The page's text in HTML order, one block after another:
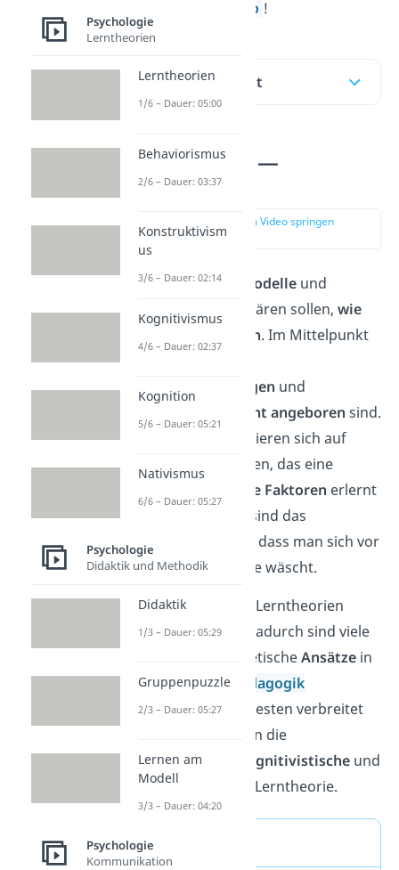
Video !
Inhaltsübersicht
Lerntheorien —
Definition
zur Stelle im Video springen
(00:17)
Lerntheorien sind Modelle und
Hypothesen, die erklären sollen, wie
lernen. Im Mittelpunkt
der Theorien stehen
Verhaltensänderungen und
nicht angeboren sind.
Das heißt, sie fokussieren sich auf
Verhalten oder Wissen, das eine
äußere Faktoren erlernt
hat. Beispiele dafür sind das
Fahrradfahren oder, dass man sich vor
dem Essen die Hände wäscht.
Die Entwicklung der Lerntheorien
reicht weit zurück. Dadurch sind viele
theoretischeAnsätzein
Psychologie und Pädagogik
entstanden. Am weitesten verbreitet
ist die Unterteilung in die
behavioristische
kognitivistische und
konstruktivistische Lerntheorie.
Was ist Lernen?
Psychologie
Lerntheorien
Lerntheorien
1/6 – Dauer: 05:00
Behaviorismus
2/6 – Dauer: 03:37
Konstruktivism
us
3/6 – Dauer: 02:14
Kognitivismus
4/6 – Dauer: 02:37
Kognition
5/6 – Dauer: 05:21
Nativismus
6/6 – Dauer: 05:27
Psychologie
Didaktik und Methodik
Didaktik
1/3 – Dauer: 05:29
Gruppenpuzzle
2/3 – Dauer: 05:27
Lernen am
Modell
3/3 – Dauer: 04:20
Psychologie
Kommunikation